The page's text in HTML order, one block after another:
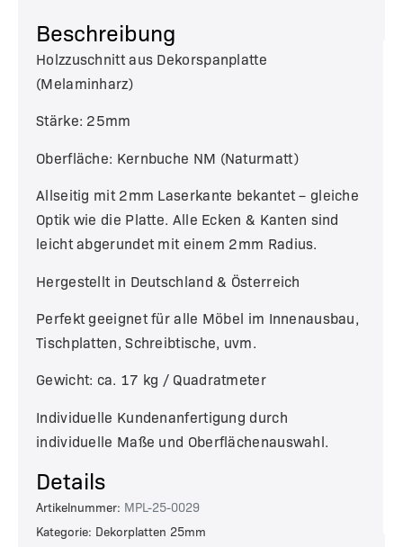
Beschreibung
Holzzuschnitt aus Dekorspanplatte
(Melaminharz)
Stärke: 25mm
Oberfläche: Kernbuche NM (Naturmatt)
Allseitig mit 2mm Laserkante bekantet – gleiche
Optik wie die Platte. Alle Ecken & Kanten sind
leicht abgerundet mit einem 2mm Radius.
Hergestellt in Deutschland & Österreich
Perfekt geeignet für alle Möbel im Innenausbau,
Tischplatten, Schreibtische, uvm.
Gewicht: ca. 17 kg / Quadratmeter
Individuelle Kundenanfertigung durch
individuelle Maße und Oberflächenauswahl.
Details
Artikelnummer: MPL-25-0029
Kategorie: Dekorplatten 25mm